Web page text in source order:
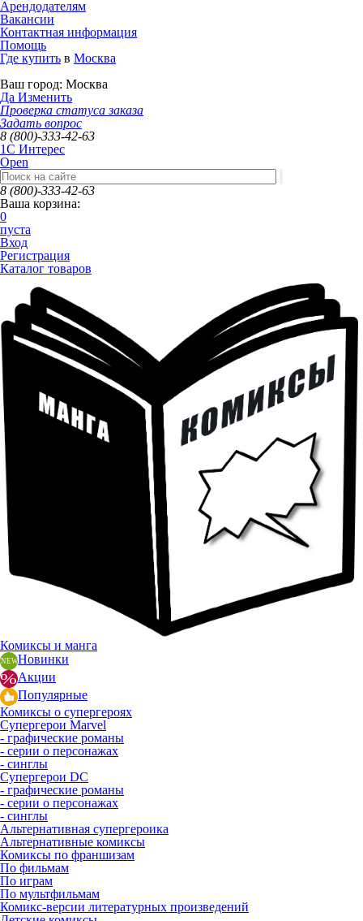
Арендодателям
Вакансии
Контактная информация
Помощь
Где купить в Москва
Ваш город: Москва
Да Изменить
Проверка статуса заказа
Задать вопрос
8 (800)-333-42-63
1C Интерес
Open
8 (800)-333-42-63
Ваша корзина:
0
пуста
Вход
Регистрация
Каталог товаров
Комиксы и манга
Новинки
Акции
Популярные
Комиксы о супергероях
Супергерои Marvel
- графические романы
- серии о персонажах
- синглы
Супергерои DC
- графические романы
- серии о персонажах
- синглы
Альтернативная супергероика
Альтернативные комиксы
Комиксы по франшизам
По фильмам
По играм
По мультфильмам
Комикс-версии литературных произведений